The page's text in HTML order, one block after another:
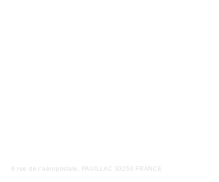
6 rue de l’aéropostale, PAUILLAC 33250 FRANCE